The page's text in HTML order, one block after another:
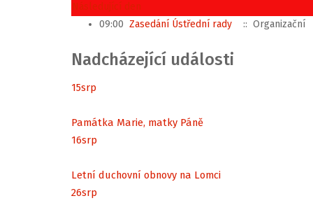
Následující den
09:00 Zasedání Ústřední rady :: Organizační
Nadcházející události
15srp
Památka Marie, matky Páně
16srp
Letní duchovní obnovy na Lomci
26srp